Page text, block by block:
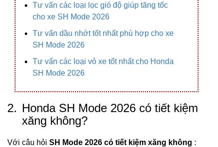
Tư vấn các loại lọc gió độ giúp tăng tốc
cho xe SH Mode 2026
Tư vấn dầu nhớt tốt nhất phù hợp cho xe
SH Mode 2026
Tư vấn các loại vỏ xe tốt nhất cho Honda
SH Mode 2026
2. Honda SH Mode 2026 có tiết kiệm
xăng không?
Với câu hỏi SH Mode 2026 có tiết kiệm xăng không :